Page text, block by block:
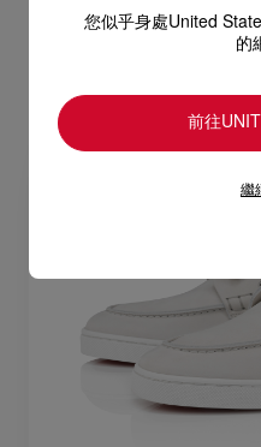
您似乎身處United
的
前往
繼